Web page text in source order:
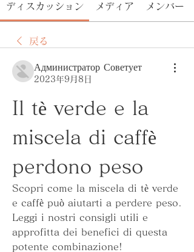
ディスカッション メディア メンバー
戻る
Администратор Советует
2023年9月8日
Il tè verde e la
miscela di caffè
perdono peso
Scopri come la miscela di tè verde
e caffè può aiutarti a perdere peso.
Leggi i nostri consigli utili e
approfitta dei benefici di questa
potente combinazione!